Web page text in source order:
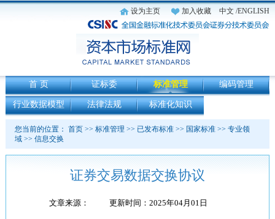
设为主页 加入收藏 中文 /ENGLISH
首 页 证标委 标准管理 编码管理
行业数据模型 法律法规 标准化知识
您当前的位置： 首页>> 标准管理 >> 已发布标准>> 国家标准>> 专业领
域>> 信息交换
证券交易数据交换协议
文章来源： 更新时间：2025年04月01日